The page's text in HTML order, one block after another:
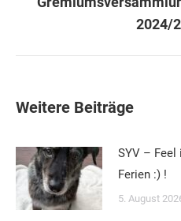
2024/
Weitere Beiträge
SYV –
Ferien :) !
5. August